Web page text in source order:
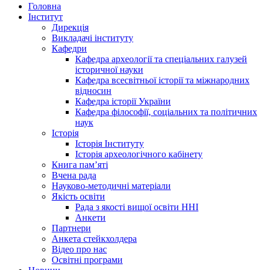
Головна
Інститут
Дирекція
Викладачі інституту
Кафедри
Кафедра археології та спеціальних галузей
історичної науки
Кафедра всесвітньої історії та міжнародних
відносин
Кафедра історії України
Кафедра філософії, соціальних та політичних
наук
Історія
Історія Інституту
Історія археологічного кабінету
Книга памʼяті
Вчена рада
Науково-методичні матеріали
Якість освіти
Рада з якості вищої освіти ННІ
Анкети
Партнери
Анкета стейкхолдера
Відео про нас
Освітні програми